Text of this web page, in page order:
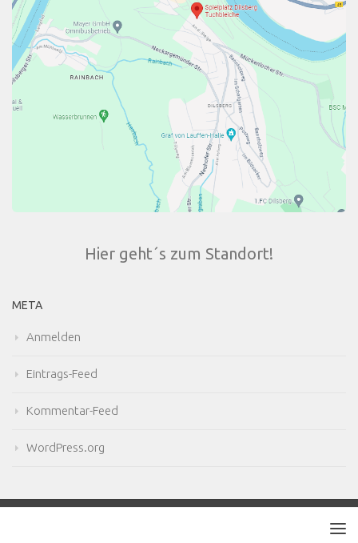
Hier geht´s zum Standort!
META
Anmelden
Eintrags-Feed
Kommentar-Feed
WordPress.org